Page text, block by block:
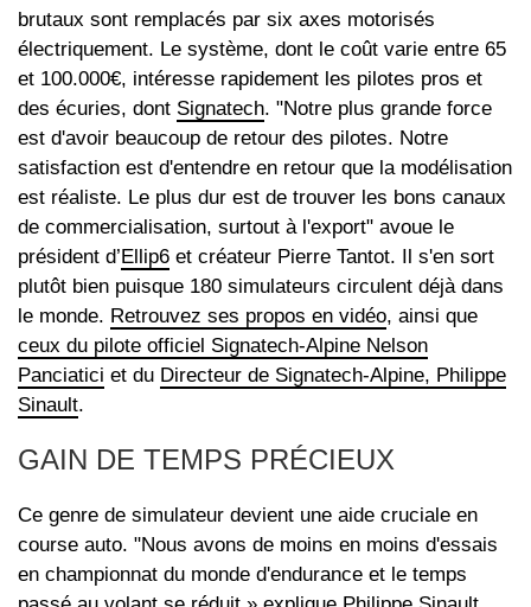
brutaux sont remplacés par six axes motorisés
électriquement. Le système, dont le coût varie entre 65
et 100.000€, intéresse rapidement les pilotes pros et
des écuries, dont Signatech. "Notre plus grande force
est d'avoir beaucoup de retour des pilotes. Notre
satisfaction est d'entendre en retour que la modélisation
est réaliste. Le plus dur est de trouver les bons canaux
de commercialisation, surtout à l'export" avoue le
président d’ Ellip6 et créateur Pierre Tantot. Il s'en sort
plutôt bien puisque 180 simulateurs circulent déjà dans
le monde. Retrouvez ses propos en vidéo, ainsi que
ceux du pilote officiel Signatech-Alpine Nelson
Panciatici et du Directeur de Signatech-Alpine, Philippe
Sinault.
GAIN DE TEMPS PRÉCIEUX
Ce genre de simulateur devient une aide cruciale en
course auto. "Nous avons de moins en moins d'essais
en championnat du monde d'endurance et le temps